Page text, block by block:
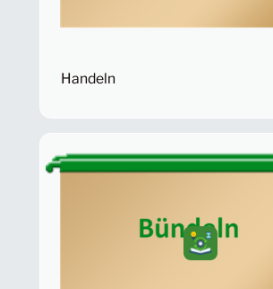
Handeln